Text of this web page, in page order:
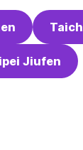
Jiufen